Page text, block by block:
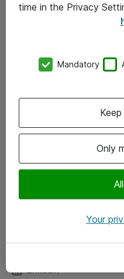
Driftsinformation
kundtjanst@atea.se
Kontor
Linkedin
time in the Privacy
Mandatory
Only
Your